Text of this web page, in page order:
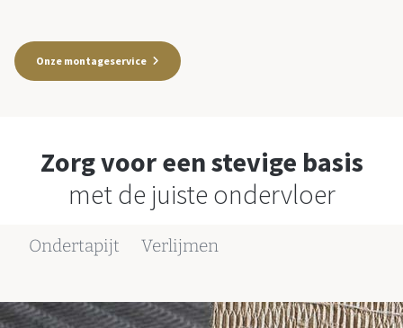
Onze montageservice
Zorg voor een stevige basis
met de juiste ondervloer
Ondertapijt Verlijmen